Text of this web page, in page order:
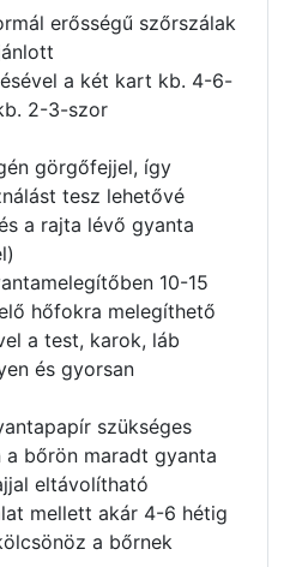
erősségű szőrszálak
a két kart kb. 4-6-
2-3-szor
görgőfejjel, így
tesz lehetővé
a rajta lévő gyanta
10-15
hőfokra melegíthető
a test, karok, láb
és gyorsan
szükséges
a bőrön maradt gyanta
eltávolítható
mellett akár 4-6 hétig
a bőrnek